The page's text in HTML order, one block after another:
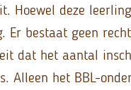
Hoewel deze
Er bestaat geen
dat het aantal
Alleen het BBL-